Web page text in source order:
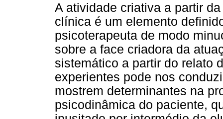
A atividade criativa a partir
clínica é um elemento
psicoterapeuta de modo
sobre a face criadora da
sistemático a partir do relato
experientes pode nos
mostrem determinantes na
psicodinâmica do paciente,